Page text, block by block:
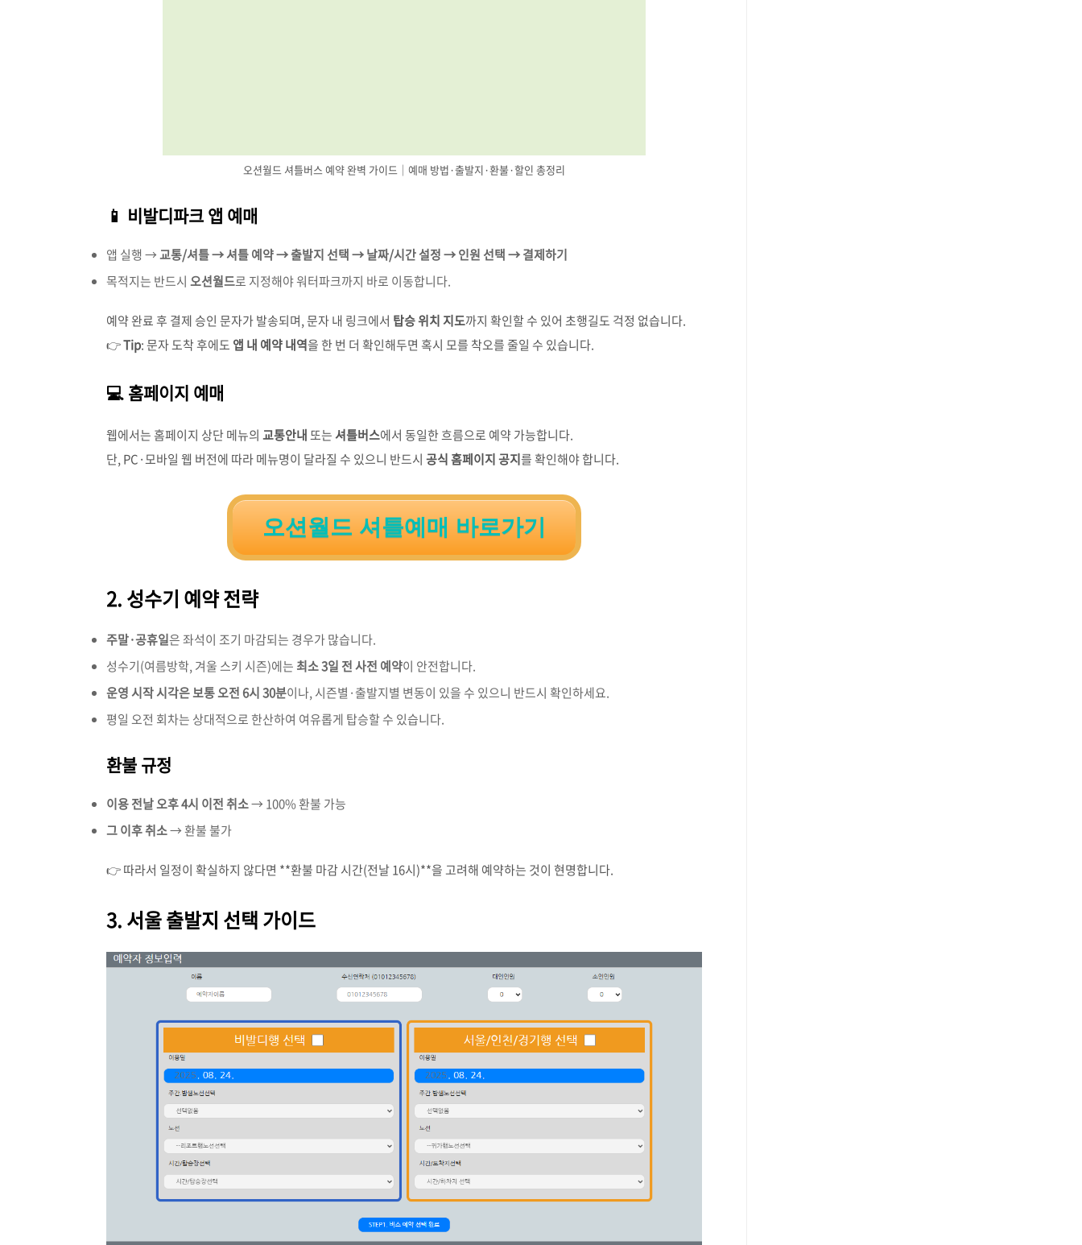
오션월드 셔틀버스 예약 완벽 가이드｜예매 방법·출발지·환불·할인 총정리
📱 비발디파크 앱 예매
앱 실행 →교통/셔틀 → 셔틀 예약 → 출발지 선택 → 날짜/시간 설정 → 인원 선택 → 결제하기
목적지는 반드시 오션월드로 지정해야 워터파크까지 바로 이동합니다.
예약 완료 후 결제 승인 문자가 발송되며, 문자 내 링크에서 탑승 위치 지도까지 확인할 수 있어 초행길도 걱정 없습니다.
👉Tip: 문자 도착 후에도 앱 내 예약 내역을 한 번 더 확인해두면 혹시 모를 착오를 줄일 수 있습니다.
💻 홈페이지 예매
웹에서는 홈페이지 상단 메뉴의 교통안내또는셔틀버스에서 동일한 흐름으로 예약 가능합니다.
단, PC·모바일 웹 버전에 따라 메뉴명이 달라질 수 있으니 반드시 공식 홈페이지 공지를 확인해야 합니다.
오션월드 셔틀예매 바로가기
2. 성수기 예약 전략
주말·공휴일은 좌석이 조기 마감되는 경우가 많습니다.
성수기(여름방학, 겨울 스키 시즌)에는 최소 3일 전 사전 예약이 안전합니다.
운영 시작 시각은 보통 오전 6시 30분이나, 시즌별·출발지별 변동이 있을 수 있으니 반드시 확인하세요.
평일 오전 회차는 상대적으로 한산하여 여유롭게 탑승할 수 있습니다.
환불 규정
이용 전날 오후 4시 이전 취소→ 100% 환불 가능
그 이후 취소→ 환불 불가
👉 따라서 일정이 확실하지 않다면 **환불 마감 시간(전날 16시)**을 고려해 예약하는 것이 현명합니다.
3. 서울 출발지 선택 가이드